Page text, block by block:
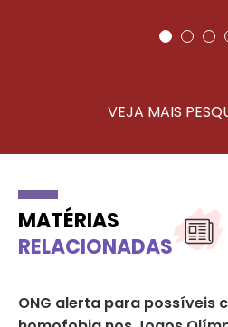
VEJA MAIS
MATÉRIAS
RELACIONADAS
ONG alerta para possíveis